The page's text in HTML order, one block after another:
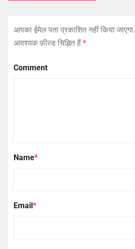
आपका ईमेल पता प्रकाशित नहीं किया जाएगा.
आवश्यक फ़ील्ड चिह्नित हैं*
Comment
Name*
Email *